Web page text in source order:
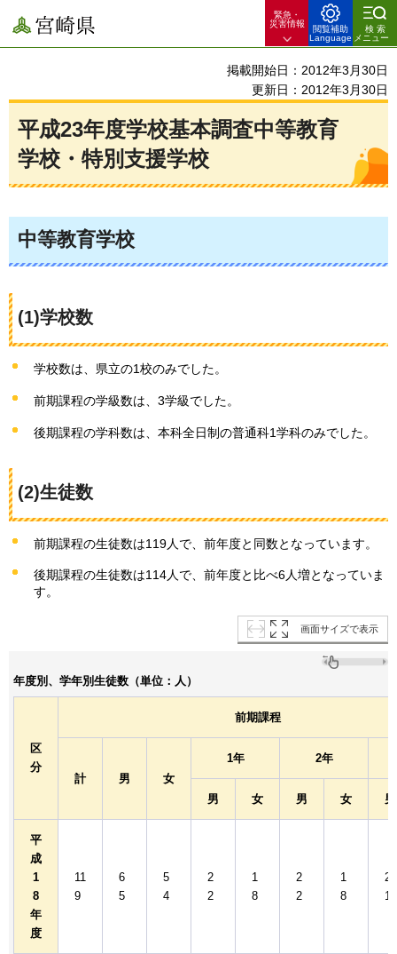
宮崎県
緊急・
災害情報
閲覧補助
Language
検索
メニュー
掲載開始日：2012年3月30日
更新日：2012年3月30日
平成23年度学校基本調査中等教育
学校・特別支援学校
中等教育学校
(1)学校数
学校数は、県立の1校のみでした。
前期課程の学級数は、3学級でした。
後期課程の学科数は、本科全日制の普通科1学科のみでした。
(2)生徒数
前期課程の生徒数は119人で、前年度と同数となっています。
後期課程の生徒数は114人で、前年度と比べ6人増となっていま
す。
画面サイズで表示
年度別、学年別生徒数（単位：人）
区
分
前期課程
計 男 女
1年 2年
男 女 男 女 男
平
成
1
8
年
度
11
9
6
5
5
4
2
2
1
8
2
2
1
8
2
1